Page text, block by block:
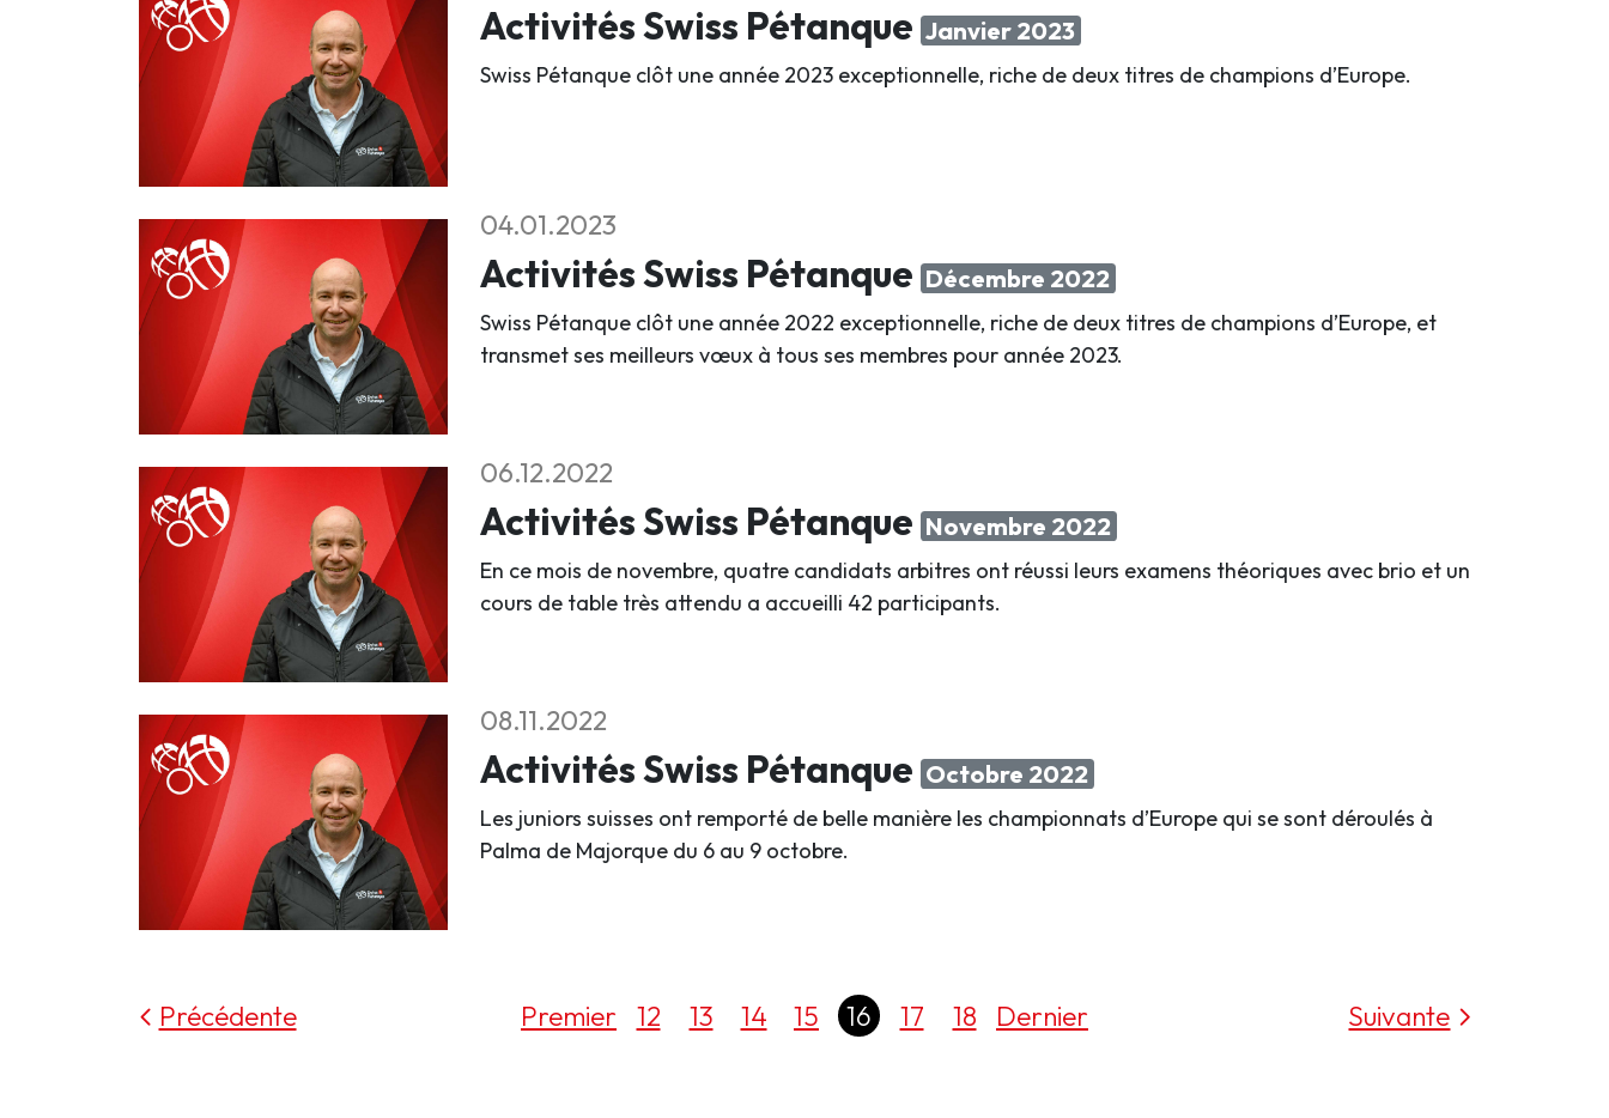
Activités Swiss Pétanque Janvier 2023
Swiss Pétanque clôt une année 2023 exceptionnelle, riche de deux titres de champions d’Europe.
04.01.2023
Activités Swiss Pétanque Décembre 2022
Swiss Pétanque clôt une année 2022 exceptionnelle, riche de deux titres de champions d’Europe, et
transmet ses meilleurs vœux à tous ses membres pour année 2023.
06.12.2022
Activités Swiss Pétanque Novembre 2022
En ce mois de novembre, quatre candidats arbitres ont réussi leurs examens théoriques avec brio et un
cours de table très attendu a accueilli 42 participants.
08.11.2022
Activités Swiss Pétanque Octobre 2022
Les juniors suisses ont remporté de belle manière les championnats d’Europe qui se sont déroulés à
Palma de Majorque du 6 au 9 octobre.
Précédente Premier 12 13 14 15 16 17 18 Dernier Suivante